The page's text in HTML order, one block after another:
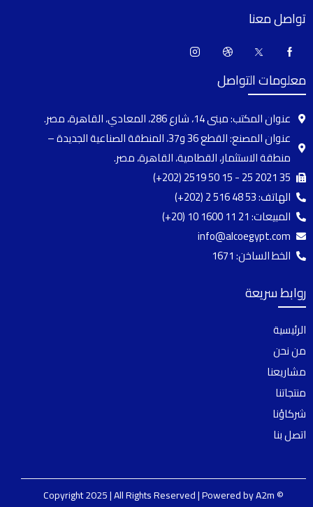
تواصل معنا
معلومات التواصل
عنوان المكتب: مبنى 14، شارع 286، المعادي، القاهرة، مصر.
عنوان المصنع: القطع 36 و37، المنطقة الصناعية الجديدة –
منطقة الاستثمار، القطامية، القاهرة، مصر.
(+202) 2519 50 15 - 25 2021 35
الهاتف:(+202) 2 516 48 53
المبيعات:(+20) 10 1600 11 21
info@alcoegypt.com
الخط الساخن: 1671
روابط سريعة
الرئيسية
من نحن
مشاريعنا
منتجاتنا
شركاؤنا
اتصل بنا
© Copyright 2025 | All Rights Reserved | Powered by
A2m